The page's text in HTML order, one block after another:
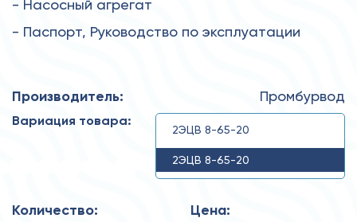
- Насосный агрегат
- Паспорт, Руководство по эксплуатации
Производитель: Промбурвод
Вариация товара:
2ЭЦВ 8-65-20
2ЭЦВ 8-65-20
Количество: Цена: